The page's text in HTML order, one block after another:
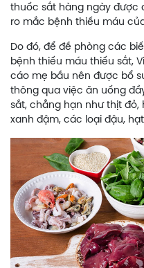
thuốc sắt hàng ngày được
ro mắc bệnh thiếu máu
Do đó, để đề phòng các
bệnh thiếu máu thiếu sắt,
cáo mẹ bầu nên được bổ
thông qua việc ăn uống
sắt, chẳng hạn như thịt đỏ,
xanh đậm, các loại đậu,